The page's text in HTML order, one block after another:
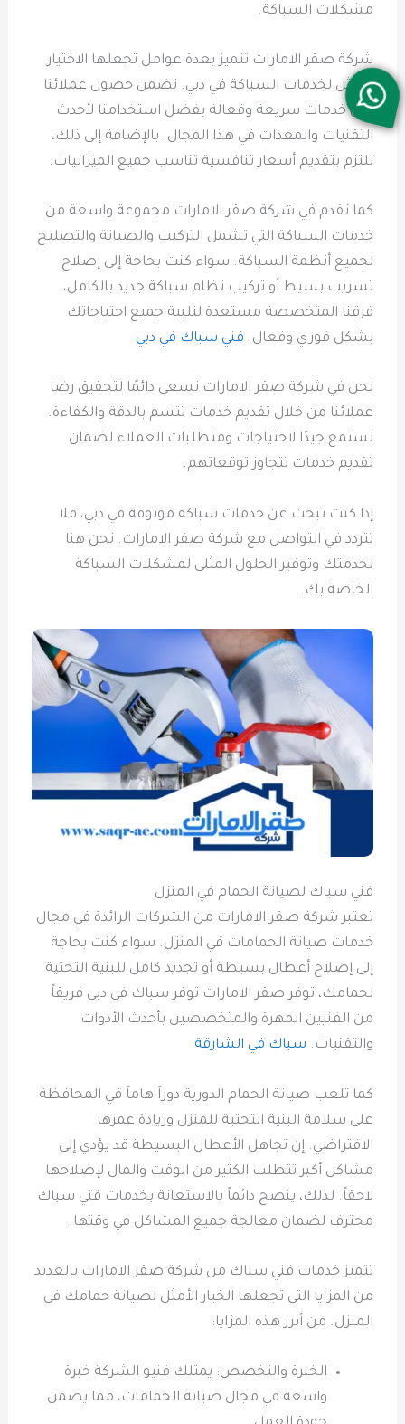
مشكلات السباكة.
شركة صقر الامارات تتميز بعدة عوامل تجعلها الاختيار
الأمثل لخدمات السباكة في دبي. نضمن حصول عملائنا
على خدمات سريعة وفعالة بفضل استخدامنا لأحدث
التقنيات والمعدات في هذا المجال. بالإضافة إلى ذلك،
نلتزم بتقديم أسعار تنافسية تناسب جميع الميزانيات.
كما نقدم في شركة صقر الامارات مجموعة واسعة من
خدمات السباكة التي تشمل التركيب والصيانة والتصليح
لجميع أنظمة السباكة. سواء كنت بحاجة إلى إصلاح
تسريب بسيط أو تركيب نظام سباكة جديد بالكامل،
فرقنا المتخصصة مستعدة لتلبية جميع احتياجاتك
بشكل فوري وفعال. فني سباك في دبي
نحن في شركة صقر الامارات نسعى دائمًا لتحقيق رضا
عملائنا من خلال تقديم خدمات تتسم بالدقة والكفاءة.
نستمع جيدًا لاحتياجات ومتطلبات العملاء لضمان
تقديم خدمات تتجاوز توقعاتهم.
إذا كنت تبحث عن خدمات سباكة موثوقة في دبي، فلا
تتردد في التواصل مع شركة صقر الامارات. نحن هنا
لخدمتك وتوفير الحلول المثلى لمشكلات السباكة
الخاصة بك.
فني سباك لصيانة الحمام في المنزل
تعتبر شركة صقر الامارات من الشركات الرائدة في مجال
خدمات صيانة الحمامات في المنزل. سواء كنت بحاجة
إلى إصلاح أعطال بسيطة أو تجديد كامل للبنية التحتية
لحمامك، توفر صقر الامارات توفر سباك في دبي فريقاً
من الفنيين المهرة والمتخصصين بأحدث الأدوات
والتقنيات. سباك في الشارقة
كما تلعب صيانة الحمام الدورية دوراً هاماً في المحافظة
على سلامة البنية التحتية للمنزل وزيادة عمرها
الافتراضي. إن تجاهل الأعطال البسيطة قد يؤدي إلى
مشاكل أكبر تتطلب الكثير من الوقت والمال لإصلاحها
لاحقاً. لذلك، ينصح دائماً بالاستعانة بخدمات فني سباك
محترف لضمان معالجة جميع المشاكل في وقتها.
تتميز خدمات فني سباك من شركة صقر الامارات بالعديد
من المزايا التي تجعلها الخيار الأمثل لصيانة حمامك في
المنزل. من أبرز هذه المزايا:
الخبرة والتخصص: يمتلك فنيو الشركة خبرة
واسعة في مجال صيانة الحمامات، مما يضمن